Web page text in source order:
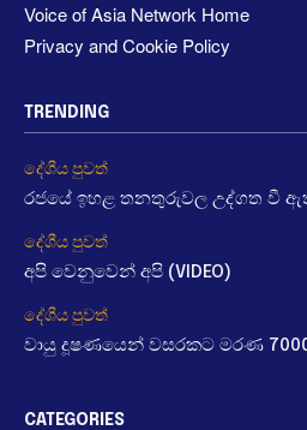
Voice of Asia Network Home
Privacy and Cookie Policy
TRENDING
දේශීය පුවත්
රජයේ ඉහළ තනතුරුවල උද්ගත වී ඇති
දේශීය පුවත්
අපි වෙනුවෙන් අපි (VIDEO)
දේශීය පුවත්
වායු දූෂණයෙන් වසරකට මරණ
CATEGORIES